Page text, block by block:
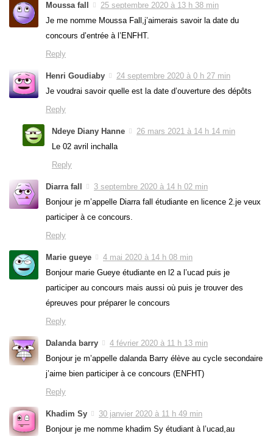
Moussa fall
25 septembre 2020 à 13 h 38 min
Je me nomme Moussa Fall,j’aimerais savoir la date du
concours d’entrée à l’ENFHT.
Reply
Henri Goudiaby
24 septembre 2020 à 0 h 27 min
Je voudrai savoir quelle est la date d’ouverture des dépôts
Reply
Ndeye Diany Hanne
26 mars 2021 à 14 h 14 min
Le 02 avril inchalla
Reply
Diarra fall
3 septembre 2020 à 14 h 02 min
Bonjour je m’appelle Diarra fall étudiante en licence 2.je veux
participer à ce concours.
Reply
Marie gueye
4 mai 2020 à 14 h 08 min
Bonjour marie Gueye étudiante en l2 a l’ucad puis je
participer au concours mais aussi où puis je trouver des
épreuves pour préparer le concours
Reply
Dalanda barry
4 février 2020 à 11 h 13 min
Bonjour je m’appelle dalanda Barry élève au cycle secondaire
j’aime bien participer à ce concours (ENFHT)
Reply
Khadim Sy
30 janvier 2020 à 11 h 49 min
Bonjour je me nomme khadim Sy étudiant à l’ucad,au